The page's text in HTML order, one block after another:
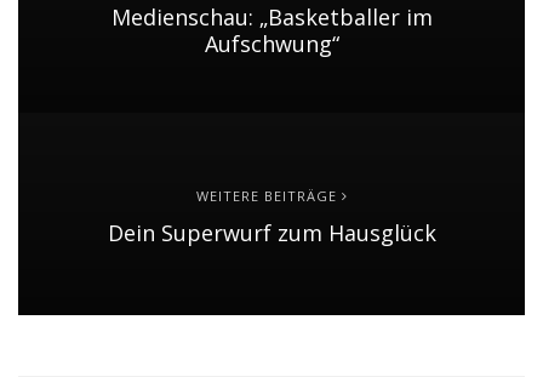
Medienschau: „Basketballer im
Aufschwung“
WEITERE BEITRÄGE
Dein Superwurf zum Hausglück